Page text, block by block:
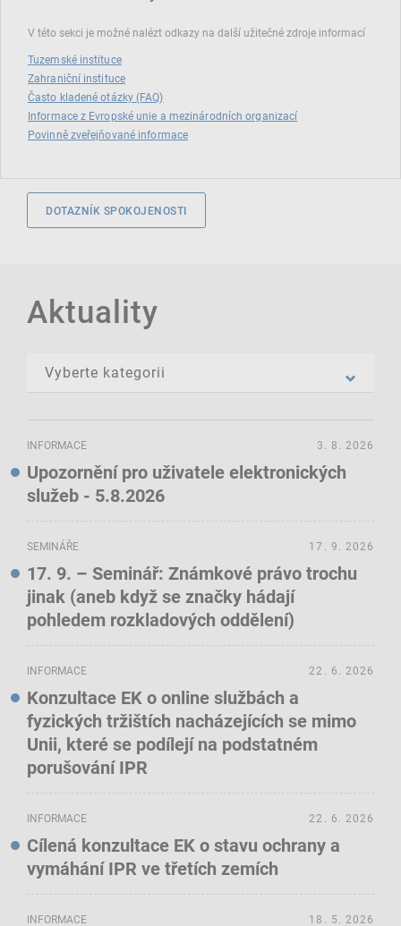
V této sekci je možné nalézt odkazy na další užitečné zdroje informací
Tuzemské instituce
Zahraniční instituce
Často kladené otázky (FAQ)
Informace z Evropské unie a mezinárodních organizací
Povinně zveřejňované informace
DOTAZNÍK SPOKOJENOSTI
Aktuality
INFORMACE
Upozornění pro uživatele elektronických
služeb - 5.8.2026
3. 8. 2026
SEMINÁŘE
17. 9. – Seminář: Známkové právo trochu
jinak (aneb když se značky hádají
pohledem rozkladových oddělení)
17. 9. 2026
INFORMACE
Konzultace EK o online službách a
fyzických tržištích nacházejících se mimo
Unii, které se podílejí na podstatném
porušování IPR
22. 6. 2026
INFORMACE
Cílená konzultace EK o stavu ochrany a
vymáhání IPR ve třetích zemích
22. 6. 2026
INFORMACE 18. 5. 2026